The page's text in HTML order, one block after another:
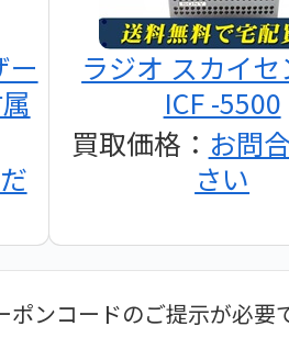
ー
ラジオ スカイセ
ICF -5500
買取価格： お問
さい
オ買取価格
ンコードのご提示が必要